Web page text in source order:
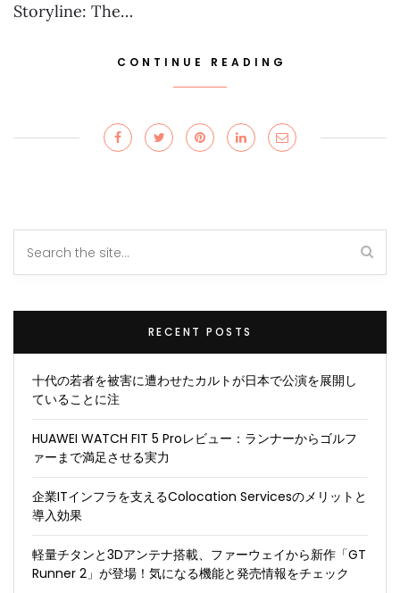
Storyline: The…
CONTINUE READING
RECENT POSTS
十代の若者を被害に遭わせたカルトが日本で公演を展開し
ていることに注
HUAWEI WATCH FIT 5 Proレビュー：ランナーからゴルフ
ァーまで満足させる実力
企業ITインフラを支えるColocation Servicesのメリットと
導入効果
軽量チタンと3Dアンテナ搭載、ファーウェイから新作「GT
Runner 2」が登場！気になる機能と発売情報をチェック